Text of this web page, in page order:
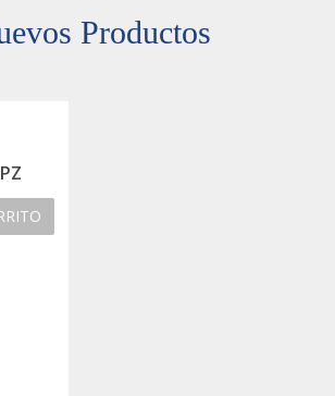
Productos